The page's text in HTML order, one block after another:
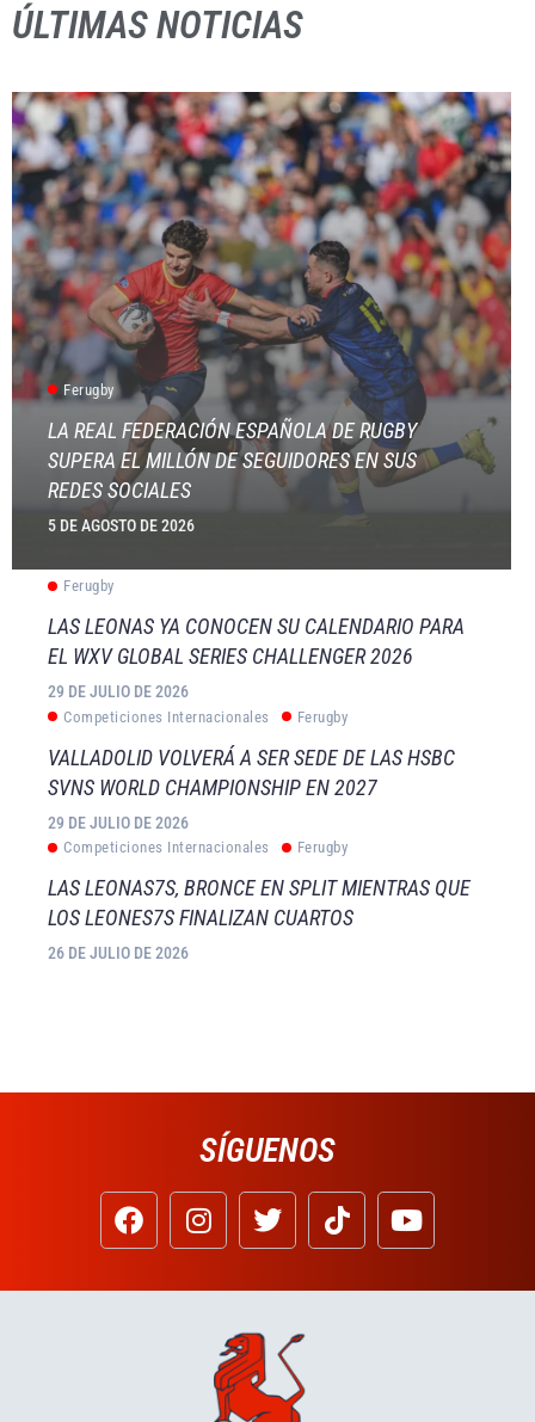
ÚLTIMAS NOTICIAS
Ferugby
LA REAL FEDERACIÓN ESPAÑOLA DE RUGBY
SUPERA EL MILLÓN DE SEGUIDORES EN SUS
REDES SOCIALES
5 DE AGOSTO DE 2026
Ferugby
LAS LEONAS YA CONOCEN SU CALENDARIO PARA
EL WXV GLOBAL SERIES CHALLENGER 2026
29 DE JULIO DE 2026
Competiciones Internacionales Ferugby
VALLADOLID VOLVERÁ A SER SEDE DE LAS HSBC
SVNS WORLD CHAMPIONSHIP EN 2027
29 DE JULIO DE 2026
Competiciones Internacionales Ferugby
LAS LEONAS7S, BRONCE EN SPLIT MIENTRAS QUE
LOS LEONES7S FINALIZAN CUARTOS
26 DE JULIO DE 2026
SÍGUENOS